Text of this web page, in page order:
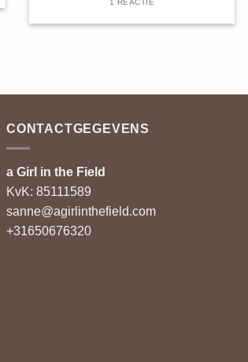
1 REACTIE
CONTACTGEGEVENS
a Girl in the Field
KvK: 85111589
sanne@agirlinthefield.com
+31650676320